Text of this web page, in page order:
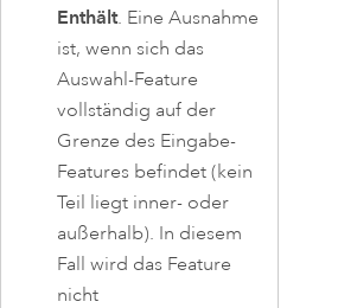
Enthält. Eine Ausnahme
ist, wenn sich das
Auswahl-Feature
vollständig auf der
Grenze des Eingabe-
Features befindet (kein
Teil liegt inner- oder
außerhalb). In diesem
Fall wird das Feature
nicht